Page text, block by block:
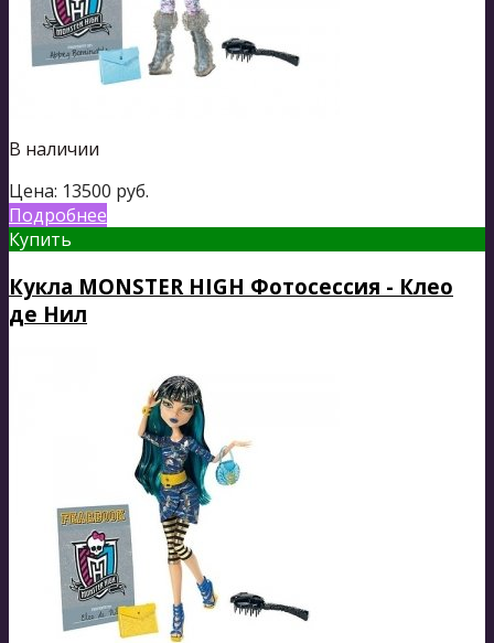
В наличии
Цена: 13500 руб.
Подробнее
Купить
Кукла MONSTER HIGH Фотосессия - Клео
де Нил